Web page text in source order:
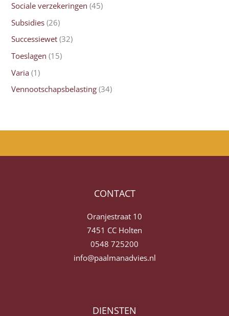
Sociale verzekeringen (45)
Subsidies (26)
Successiewet (32)
Toeslagen (15)
Varia (1)
Vennootschapsbelasting (34)
CONTACT
Oranjestraat 10
7451 CC Holten
0548 725200
info@paalmanadvies.nl
DIENSTEN